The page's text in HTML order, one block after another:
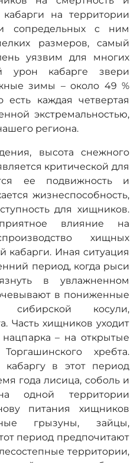
на территории
сопредельных с ним
размеров, самый
уязвим для многих
урон кабарге звери
зимы – около 49 %
есть каждая четвертая
экстремальностью,
региона.
высота снежного
критической для
ее подвижность и
жизнеспособность,
для хищников.
влияние на
хищных
кабарги. Иная ситуация
период, когда рыси
в увлажненном
в пониженные
косули,
Часть хищников уходит
– на открытые
хребта.
в этот период
года лисица, соболь и
одной территории
питания хищников
грызуны, зайцы,
период предпочитают
территории,